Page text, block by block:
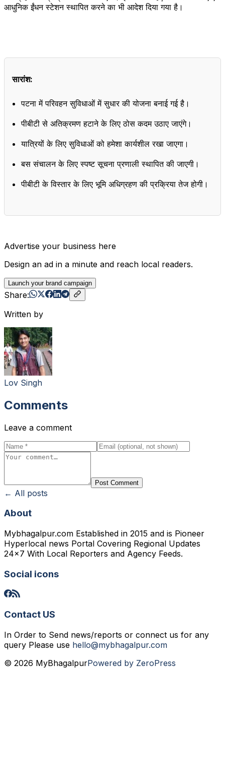
आधुनिक ईंधन स्टेशन स्थापित करने का भी आदेश दिया गया है।
सारांश:
पटना में परिवहन सुविधाओं में सुधार की योजना बनाई गई है।
पीबीटी से अतिक्रमण हटाने के लिए ठोस कदम उठाए जाएंगे।
यात्रियों के लिए सुविधाओं को हमेशा कार्यशील रखा जाएगा।
बस संचालन के लिए स्पष्ट सूचना प्रणाली स्थापित की जाएगी।
पीबीटी के विस्तार के लिए भूमि अधिग्रहण की प्रक्रिया तेज होगी।
Advertise your business here
Design an ad in a minute and reach local readers.
Launch your brand campaign
Share:
Written by
Lov Singh
Comments
Leave a comment
Post Comment
← All posts
About
Mybhagalpur.com Established in 2015 and is Pioneer
Hyperlocal news Portal Covering Regional Updates
24x7 With Local Reporters and Agency Feeds.
Social icons
Contact US
In Order to Send news/reports or connect us for any
query Please use hello@mybhagalpur.com
© 2026 MyBhagalpurPowered by ZeroPress